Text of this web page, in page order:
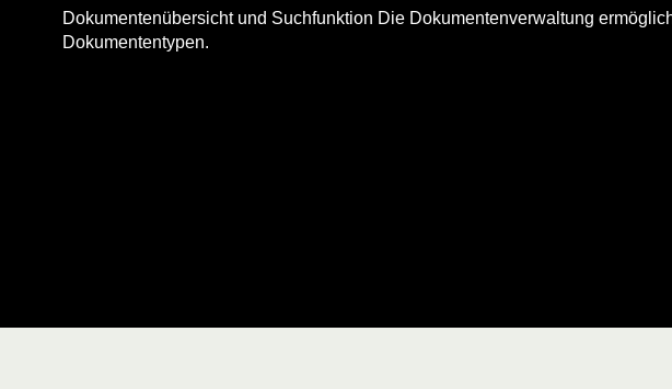
Dokumentenübersicht und Suchfunktion Die Dokumentenverwaltung
Dokumententypen.